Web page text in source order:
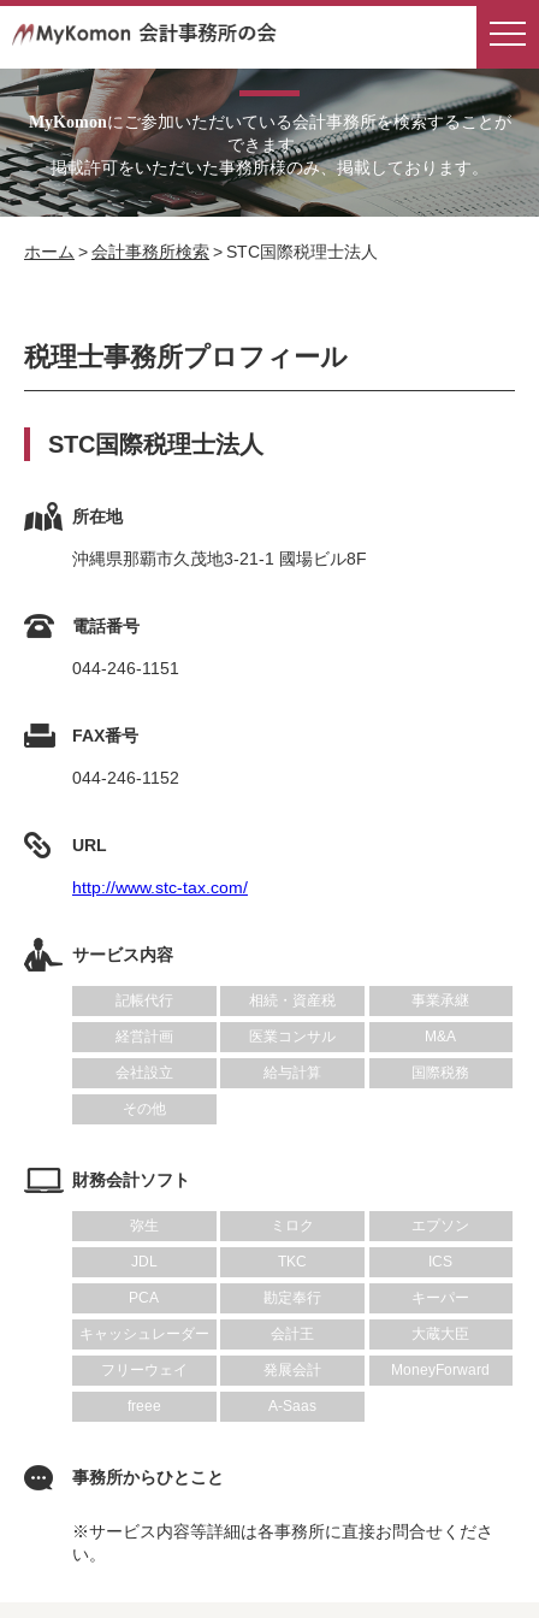
MyKomonにご参加いただいている会計事務所を検索することが
できます。
掲載許可をいただいた事務所様のみ、掲載しております。
ホーム >会計事務所検索>STC国際税理士法人
税理士事務所プロフィール
STC国際税理士法人
所在地
沖縄県那覇市久茂地3-21-1 國場ビル8F
電話番号
044-246-1151
FAX番号
044-246-1152
URL
http://www.stc-tax.com/
サービス内容
記帳代行 相続・資産税 事業承継
経営計画 医業コンサル M&A
会社設立 給与計算 国際税務
その他
財務会計ソフト
弥生 ミロク エプソン
JDL TKC ICS
PCA 勘定奉行 キーパー
キャッシュレーダー 会計王 大蔵大臣
フリーウェイ 発展会計 MoneyForward
freee A-Saas
事務所からひとこと
※サービス内容等詳細は各事務所に直接お問合せくださ
い。